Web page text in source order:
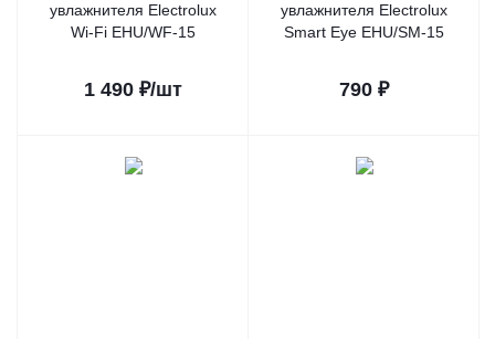
увлажнителя Electrolux
Wi-Fi EHU/WF-15
1 490 ₽/шт
увлажнителя Electrolux
Smart Eye EHU/SM-15
790 ₽